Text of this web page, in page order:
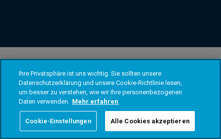
Ihre Privatsphäre ist uns wichtig. Sie sollten unsere
Datenschutzerklärung und unsere Cookie-Richtlinie lesen,
um besser zu verstehen, wie wir Ihre personenbezogenen
Daten verwenden. Mehr erfahren
Cookie-Einstellungen Alle Cookies akzeptieren